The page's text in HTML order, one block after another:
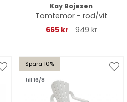
Kay Bojesen
Tomtemor - röd/vit
665 kr
949 kr
Spara 10%
till 16/8